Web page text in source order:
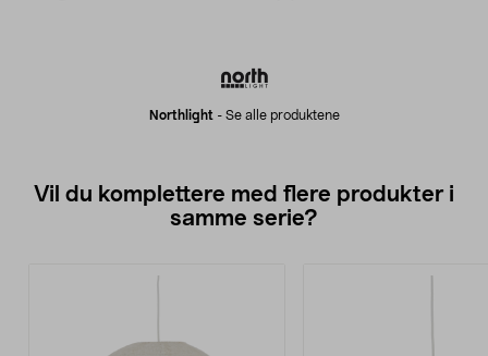
Northlight - Se alle produktene
Vil du komplettere med flere produkter i
samme serie?